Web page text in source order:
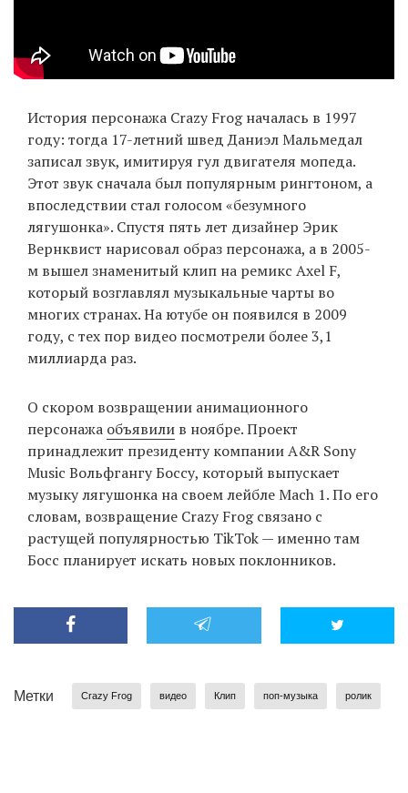
История персонажа Crazy Frog началась в 1997
году: тогда 17-летний швед Даниэл Мальмедал
записал звук, имитируя гул двигателя мопеда.
Этот звук сначала был популярным рингтоном, а
впоследствии стал голосом «безумного
лягушонка». Спустя пять лет дизайнер Эрик
Вернквист нарисовал образ персонажа, а в 2005-
м вышел знаменитый клип на ремикс Axel F,
который возглавлял музыкальные чарты во
многих странах. На ютубе он появился в 2009
году, с тех пор видео посмотрели более 3,1
миллиарда раз.
О скором возвращении анимационного
персонажа объявили в ноябре. Проект
принадлежит президенту компании A&R Sony
Music Вольфгангу Боссу, который выпускает
музыку лягушонка на своем лейбле Mach 1. По его
словам, возвращение Crazy Frog связано с
растущей популярностью TikTok — именно там
Босс планирует искать новых поклонников.
Метки Crazy Frog видео Клип поп-музыка ролик